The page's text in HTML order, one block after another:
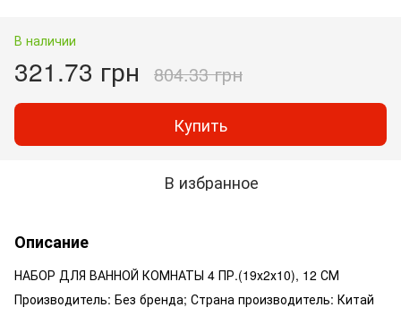
В наличии
321.73 грн 804.33 грн
Купить
В избранное
Описание
НАБОР ДЛЯ ВАННОЙ КОМНАТЫ 4 ПР.(19х2х10), 12 СМ
Производитель: Без бренда; Страна производитель: Китай